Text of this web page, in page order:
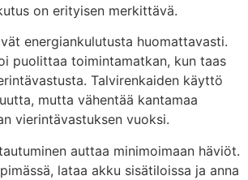
on erityisen merkittävä.
energiankulutusta huomattavasti.
puolittaa toimintamatkan, kun taas
Talvirenkaiden käyttö
mutta vähentää kantamaa
vierintävastuksen vuoksi.
auttaa minimoimaan häviöt.
lataa akku sisätiloissa ja anna